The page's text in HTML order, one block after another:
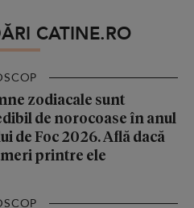
CATINE.RO
zodiacale sunt
de norocoase în anul
de Foc 2026. Află dacă
printre ele